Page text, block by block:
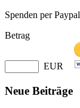
Spenden per Paypal
Betrag
EUR
Neue Beiträge